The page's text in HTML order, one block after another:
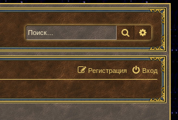
Поиск
Вход
Регистрация